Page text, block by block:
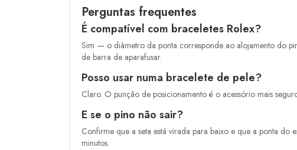
Perguntas frequentes
É compatível com braceletes Rolex?
Sim — o diâmetro da ponta corresponde ao alojamento do
de barra de aparafusar.
Posso usar numa bracelete de pele?
Claro. O punção de posicionamento é o acessório mais
E se o pino não sair?
Confirme que a seta está virada para baixo e que a ponta
minutos.